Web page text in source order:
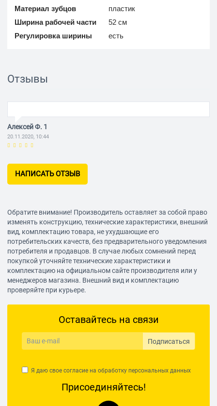
Материал зубцов
пластик
Ширина рабочей части
52 см
Регулировка ширины
есть
Отзывы
Алексей Ф. 1
20.11.2020, 10:44
НАПИСАТЬ ОТЗЫВ
Обратите внимание! Производитель оставляет за собой право
изменять конструкцию, технические характеристики, внешний
вид, комплектацию товара, не ухудшающие его
потребительских качеств, без предварительного уведомления
потребителя и продавцов. В случае любых сомнений перед
покупкой уточняйте технические характеристики и
комплектацию на официальном сайте производителя или у
менеджеров магазина. Внешний вид и комплектацию
проверяйте при курьере.
Оставайтесь на связи
Подписаться
Я даю свое согласие на обработку персональных данных
Присоединяйтесь!